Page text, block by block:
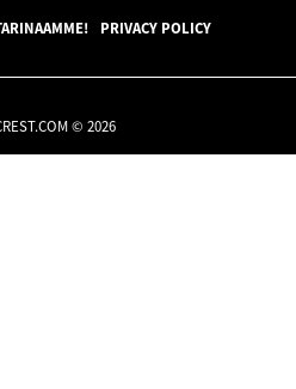
PRIVACY POLICY
© 2026